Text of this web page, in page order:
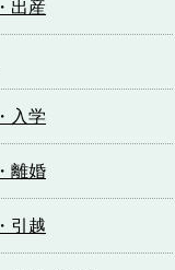
出産
入学
離婚
引越